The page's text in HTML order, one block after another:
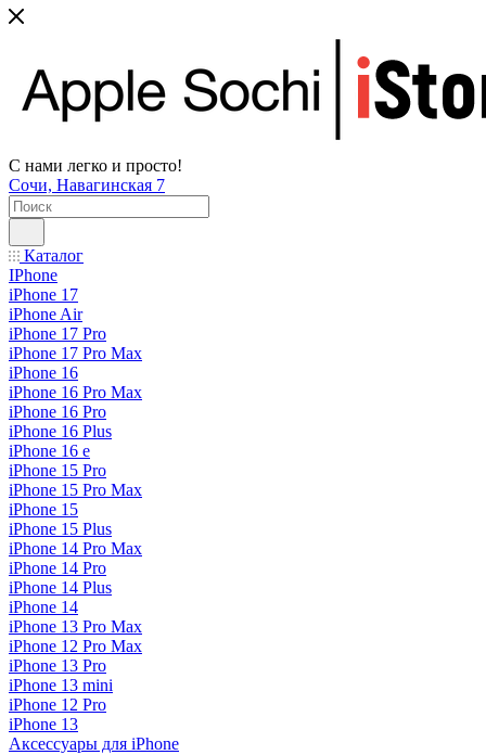
С нами легко и просто!
Сочи, Навагинская 7
Каталог
IPhone
iPhone 17
iPhone Air
iPhone 17 Pro
iPhone 17 Pro Max
iPhone 16
iPhone 16 Pro Max
iPhone 16 Pro
iPhone 16 Plus
iPhone 16 e
iPhone 15 Pro
iPhone 15 Pro Max
iPhone 15
iPhone 15 Plus
iPhone 14 Pro Max
iPhone 14 Pro
iPhone 14 Plus
iPhone 14
iPhone 13 Pro Max
iPhone 12 Pro Max
iPhone 13 Pro
iPhone 13 mini
iPhone 12 Pro
iPhone 13
Аксессуары для iPhone